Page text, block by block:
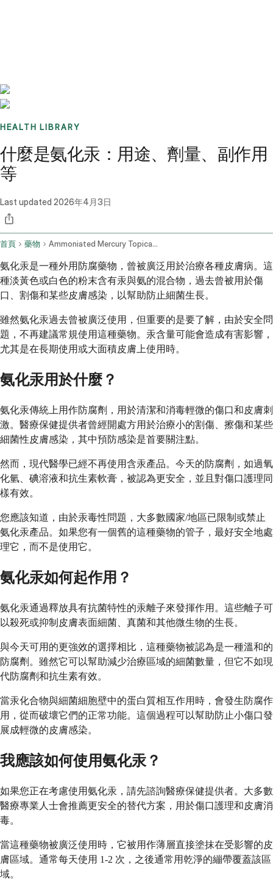
HEALTH LIBRARY
什麼是氨化汞：用途、劑量、副作用
等
Last updated 2026年4月3日
首頁 藥物 Ammoniated Mercury Topical Route
氨化汞是一種外用防腐藥物，曾被廣泛用於治療各種皮膚病。這
種淡黃色或白色的粉末含有汞與氨的混合物，過去曾被用於傷
口、割傷和某些皮膚感染，以幫助防止細菌生長。
雖然氨化汞過去曾被廣泛使用，但重要的是要了解，由於安全問
題，不再建議常規使用這種藥物。汞含量可能會造成有害影響，
尤其是在長期使用或大面積皮膚上使用時。
氨化汞用於什麼？
氨化汞傳統上用作防腐劑，用於清潔和消毒輕微的傷口和皮膚刺
激。醫療保健提供者曾經開處方用於治療小的割傷、擦傷和某些
細菌性皮膚感染，其中預防感染是首要關注點。
然而，現代醫學已經不再使用含汞產品。今天的防腐劑，如過氧
化氫、碘溶液和抗生素軟膏，被認為更安全，並且對傷口護理同
樣有效。
您應該知道，由於汞毒性問題，大多數國家/地區已限制或禁止
氨化汞產品。如果您有一個舊的這種藥物的管子，最好安全地處
理它，而不是使用它。
氨化汞如何起作用？
氨化汞通過釋放具有抗菌特性的汞離子來發揮作用。這些離子可
以殺死或抑制皮膚表面細菌、真菌和其他微生物的生長。
與今天可用的更強效的選擇相比，這種藥物被認為是一種溫和的
防腐劑。雖然它可以幫助減少治療區域的細菌數量，但它不如現
代防腐劑和抗生素有效。
當汞化合物與細菌細胞壁中的蛋白質相互作用時，會發生防腐作
用，從而破壞它們的正常功能。這個過程可以幫助防止小傷口發
展成輕微的皮膚感染。
我應該如何使用氨化汞？
如果您正在考慮使用氨化汞，請先諮詢醫療保健提供者。大多數
醫療專業人士會推薦更安全的替代方案，用於傷口護理和皮膚消
毒。
當這種藥物被廣泛使用時，它被用作薄層直接塗抹在受影響的皮
膚區域。通常每天使用 1-2 次，之後通常用乾淨的繃帶覆蓋該區
域。